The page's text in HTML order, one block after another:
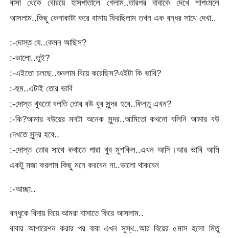
বাসা থেকে বেরিয়ে হাসপাতালে গেলাম..তারপর বাবাকে দেখে শপিংমলে
আসলাম..কিছু কেনাকাটা করে বাসায় ফিরছিলাম তখন এক বন্ধর সাথে দেখা..
:-দোস্ত যে..কেমন আছিস?
:-ভালো..তুই?
:-এইতো চলছে..শুনলাম বিয়ে করেছিস?এইটা কি ভাবি?
:-হুম..এটাই তোর ভাবি
:-দোস্ত খুবতো বলতি তোর বউ খুব সুন্দর হবে..কিন্তু এখন?
:-কি?আমার বউয়ের মনটা অনেক সুন্দর..আমিতো কখনো বলিনি আমার বউ
দেখতে সুন্দর হবে..
:-দোস্ত তোর সাথে কথাতে পারা খুব মুশকিল..এখন আসি।আর ভাবি আমি
একটু মজা করলাম কিছু মনে করবেন না..ভালো থাকবেন
:-আচ্ছা..
বন্ধুকে বিদায় দিয়ে আমরা বাসাতে ফিরে আসলাম..
বাবার আপারেশন করার পর বাবা এখন সুস্থ..আর বিয়ের ৫মাস হলো মিতু